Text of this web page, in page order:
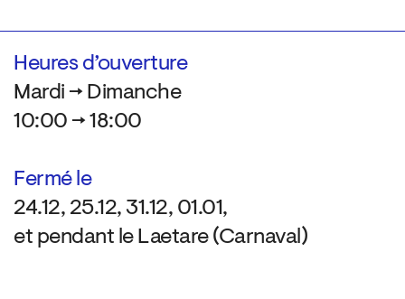
Heures d’ouverture
Mardi → Dimanche
10:00 → 18:00
Fermé le
24.12, 25.12, 31.12, 01.01,
et pendant le Laetare (Carnaval)